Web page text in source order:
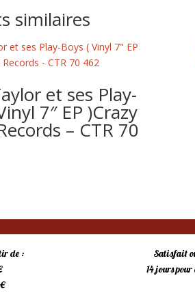
similaires
et ses Play-
7″ EP )Crazy
– CTR 70
de :
Satisfait
14 jours